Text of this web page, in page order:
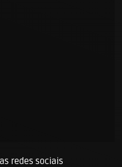
redes sociais